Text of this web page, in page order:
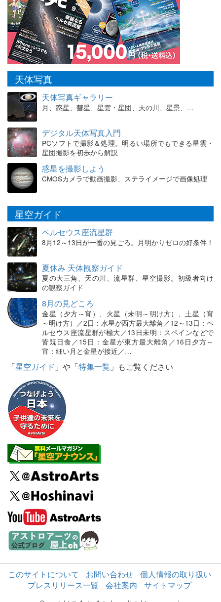
天体写真
天体写真ギャラリー
月、惑星、彗星、星雲・星団、天の川、星景、…
デジタル天体写真入門
PCソフトで撮影＆処理。明るい場所でもできる星雲・
星団撮影を初歩から解説
惑星を撮影しよう
CMOSカメラで動画撮影、ステライメージで画像処理
星空ガイド
ペルセウス座流星群
8月12～13日が一番の見ごろ。月明かりゼロの好条件！
夏休み 天体観察ガイド
夏の大三角、天の川、流星群、星空撮影。初級者向け
の観察ガイド
8月の見どころ
金星（夕方～宵）、火星（未明～明け方）、土星（宵
～明け方）／2日：水星が西方最大離角／12～13日：ペ
ルセウス座流星群が極大／13日未明：スペインなどで
皆既日食／15日：金星が東方最大離角／16日夕方～
宵：細い月と金星が接近／…
「星空ガイド 」や「特集一覧 」もご覧ください
このサイトについて お問い合わせ
個人情報の取り扱い
プレスリリース一覧
会社案内 サイトマップ